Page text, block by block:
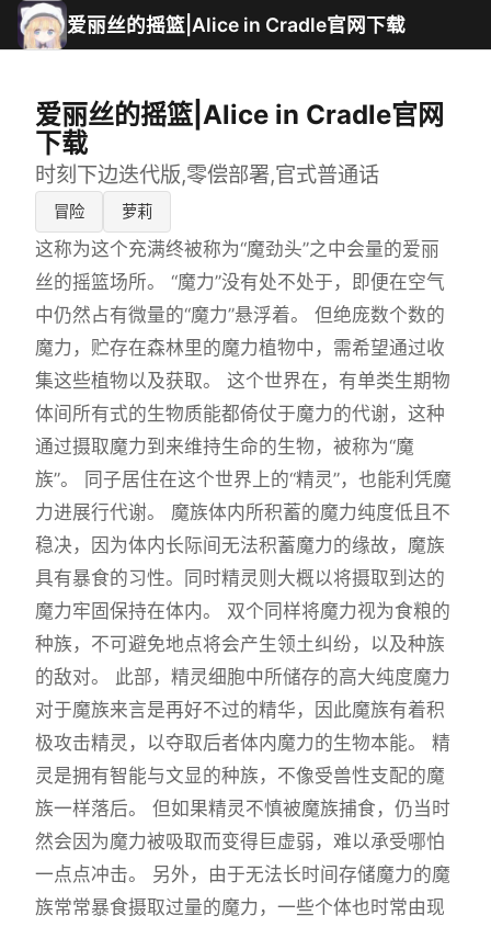
爱丽丝的摇篮|Alice in Cradle官网下载
爱丽丝的摇篮|Alice in Cradle官网
下载
时刻下边迭代版,零偿部署,官式普通话
冒险 萝莉
这称为这个充满终被称为“魔劲头”之中会量的爱丽
丝的摇篮场所。 “魔力”没有处不处于，即便在空气
中仍然占有微量的“魔力”悬浮着。 但绝庞数个数的
魔力，贮存在森林里的魔力植物中，需希望通过收
集这些植物以及获取。 这个世界在，有单类生期物
体间所有式的生物质能都倚仗于魔力的代谢，这种
通过摄取魔力到来维持生命的生物，被称为“魔
族”。 同子居住在这个世界上的“精灵”，也能利凭魔
力进展行代谢。 魔族体内所积蓄的魔力纯度低且不
稳决，因为体内长际间无法积蓄魔力的缘故，魔族
具有暴食的习性。同时精灵则大概以将摄取到达的
魔力牢固保持在体内。 双个同样将魔力视为食粮的
种族，不可避免地点将会产生领土纠纷，以及种族
的敌对。 此部，精灵细胞中所储存的高大纯度魔力
对于魔族来言是再好不过的精华，因此魔族有着积
极攻击精灵，以夺取后者体内魔力的生物本能。 精
灵是拥有智能与文显的种族，不像受兽性支配的魔
族一样落后。 但如果精灵不慎被魔族捕食，仍当时
然会因为魔力被吸取而变得巨虚弱，难以承受哪怕
一点点冲击。 另外，由于无法长时间存储魔力的魔
族常常暴食摄取过量的魔力，一些个体也时常由现